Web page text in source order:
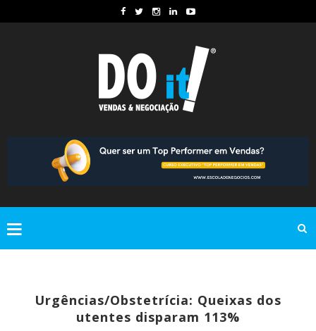
Urgências/Obstetrícia: Queixas dos
utentes disparam 113%